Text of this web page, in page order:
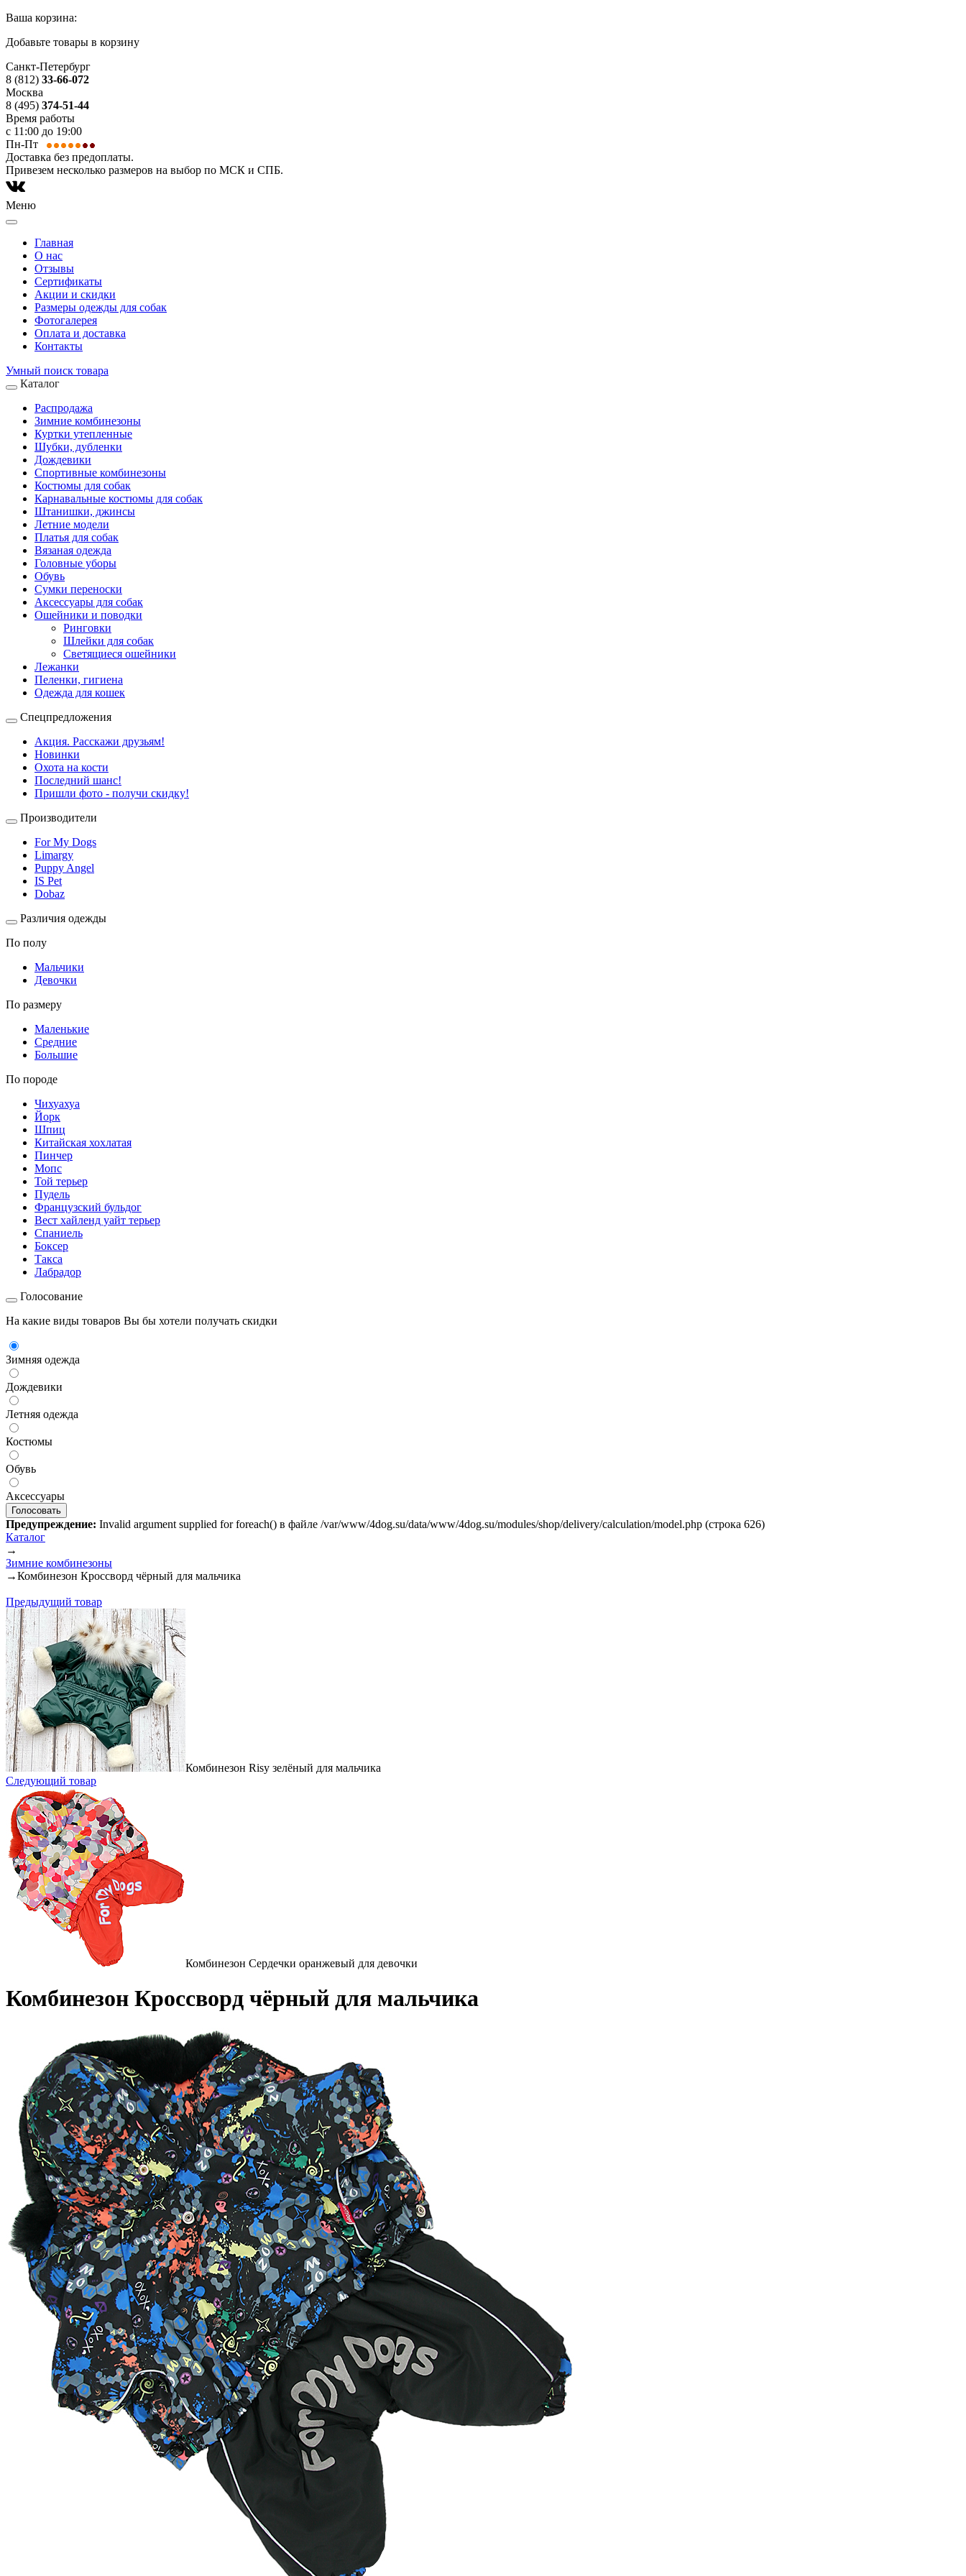
Ваша корзина:
Добавьте товары в корзину
Санкт-Петербург
8 (812) 33-66-072
Москва
8 (495) 374-51-44
Время работы
с 11:00 до 19:00
Пн-Пт
Доставка без предоплаты.
Привезем несколько размеров на выбор по МСК и СПБ.
Меню
Главная
О нас
Отзывы
Сертификаты
Акции и скидки
Размеры одежды для собак
Фотогалерея
Оплата и доставка
Контакты
Умный поиск товара
Каталог
Распродажа
Зимние комбинезоны
Куртки утепленные
Шубки, дубленки
Дождевики
Спортивные комбинезоны
Костюмы для собак
Карнавальные костюмы для собак
Штанишки, джинсы
Летние модели
Платья для собак
Вязаная одежда
Головные уборы
Обувь
Сумки переноски
Аксессуары для собак
Ошейники и поводки
Ринговки
Шлейки для собак
Светящиеся ошейники
Лежанки
Пеленки, гигиена
Одежда для кошек
Спецпредложения
Акция. Расскажи друзьям!
Новинки
Охота на кости
Последний шанс!
Пришли фото - получи скидку!
Производители
For My Dogs
Limargy
Puppy Angel
IS Pet
Dobaz
Различия одежды
По полу
Мальчики
Девочки
По размеру
Маленькие
Средние
Большие
По породе
Чихуахуа
Йорк
Шпиц
Китайская хохлатая
Пинчер
Мопс
Той терьер
Пудель
Французский бульдог
Вест хайленд уайт терьер
Спаниель
Боксер
Такса
Лабрадор
Голосование
На какие виды товаров Вы бы хотели получать скидки
Зимняя одежда
Дождевики
Летняя одежда
Костюмы
Обувь
Аксессуары
Предупреждение: Invalid argument supplied for foreach() в файле /var/www/4dog.su/data/www/4dog.su/modules/shop/delivery/calculation/model.php (строка 626)
Каталог
→
Зимние комбинезоны
→Комбинезон Кроссворд чёрный для мальчика
Предыдущий товар
Комбинезон Risy зелёный для мальчика
Следующий товар
Комбинезон Сердечки оранжевый для девочки
Комбинезон Кроссворд чёрный для мальчика